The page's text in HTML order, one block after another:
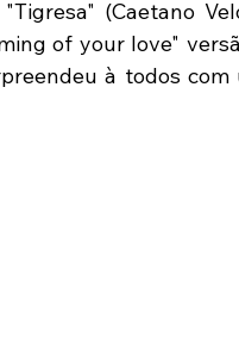
(Caetano
of your love"
à todos